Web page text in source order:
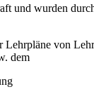
und wurden
von
dem